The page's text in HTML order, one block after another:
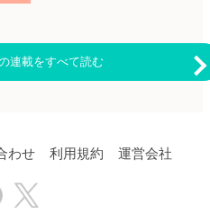
連載をすべて読む
わせ 利用規約 運営会社